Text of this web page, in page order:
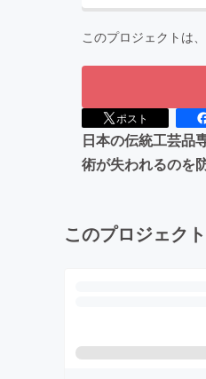
このプロジェクトは、
ポスト
日本の伝統工芸品
術が失われるのを
このプロジェク